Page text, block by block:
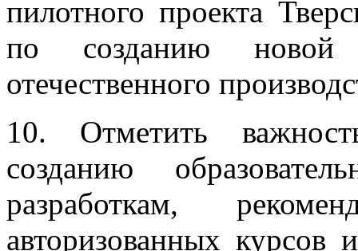
пилотного проекта
по созданию новой
отечественного
10. Отметить
созданию
разработкам,
авторизованных курсов